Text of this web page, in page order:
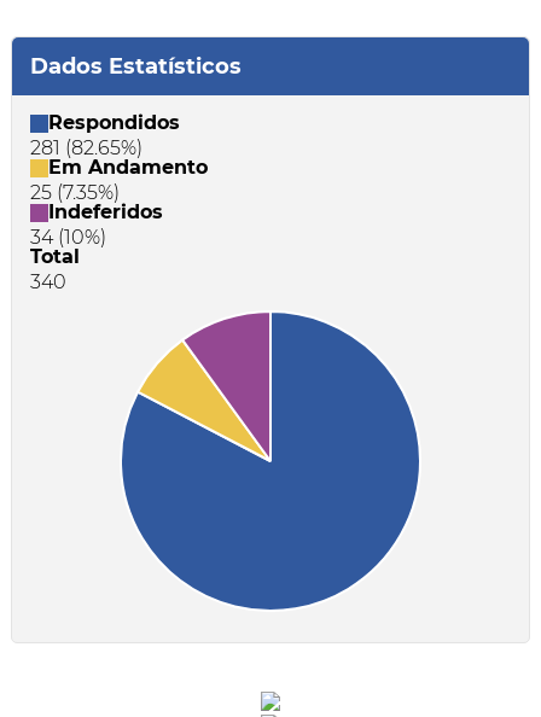
Dados Estatísticos
Respondidos
281 (82.65%)
Em Andamento
25 (7.35%)
Indeferidos
34 (10%)
Total
340